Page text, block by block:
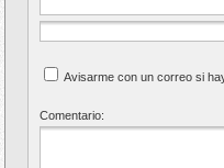
Avisarme con un correo si
Comentario: